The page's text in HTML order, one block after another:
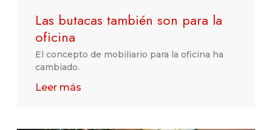
Las butacas también son para la
oficina
El concepto de mobiliario para la oficina ha
cambiado.
Leer más